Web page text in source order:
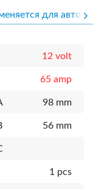
для авто
12 volt
65 amp
98 mm
56 mm
1 pcs